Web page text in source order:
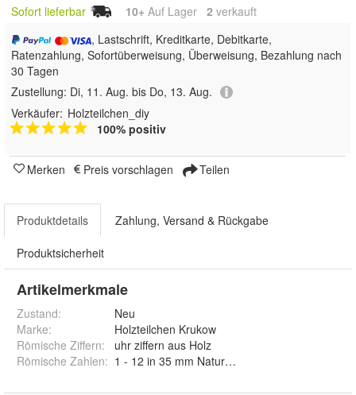
Sofort lieferbar 10+ Auf Lager 2 verkauft
, Lastschrift, Kreditkarte, Debitkarte,
Ratenzahlung, Sofortüberweisung, Überweisung, Bezahlung nach
30 Tagen
Zustellung: Di, 11. Aug. bis Do, 13. Aug.
Verkäufer: Holzteilchen_diy
100% positiv
Merken Preis vorschlagen Teilen
Produktdetails Zahlung, Versand & Rückgabe
Produktsicherheit
Artikelmerkmale
Zustand:
Neu
Marke:
Holzteilchen Krukow
Römische Ziffern:
uhr ziffern aus Holz
Römische Zahlen: 1 - 12 in 35 mm Naturholz